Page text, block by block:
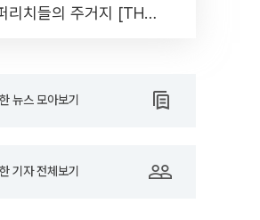
리치들의 주거지 [THE
뉴스 모아보기
기자 전체보기